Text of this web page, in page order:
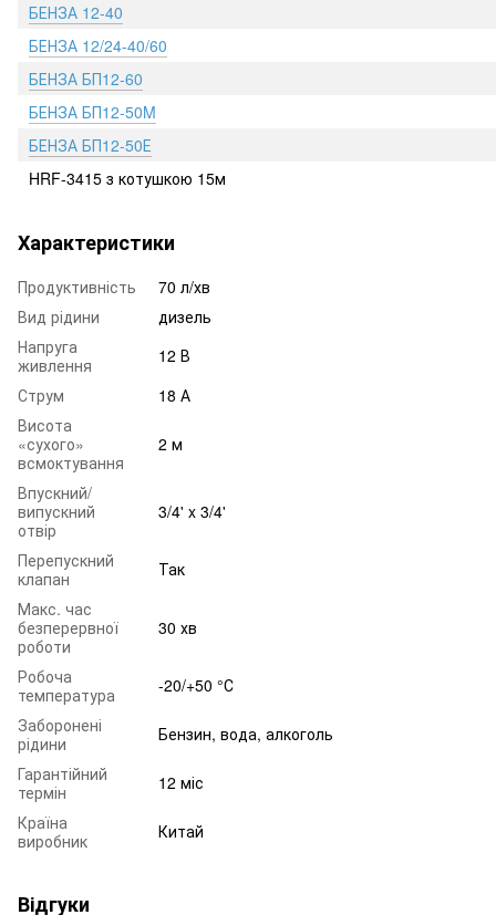
БЕНЗА 12-40
БЕНЗА 12/24-40/60
БЕНЗА БП12-60
БЕНЗА БП12-50M
БЕНЗА БП12-50Е
HRF-3415 з котушкою 15м
Характеристики
Продуктивність
70 л/хв
Вид рідини
дизель
Напруга
живлення
12 В
Струм
18 А
Висота
«сухого»
всмоктування
2 м
Впускний/
випускний
отвір
3/4' x 3/4'
Перепускний
клапан
Так
Макс. час
безперервної
роботи
30 хв
Робоча
температура
-20/+50 °С
Заборонені
рідини
Бензин, вода, алкоголь
Гарантійний
термін
12 міс
Країна
виробник
Китай
Відгуки